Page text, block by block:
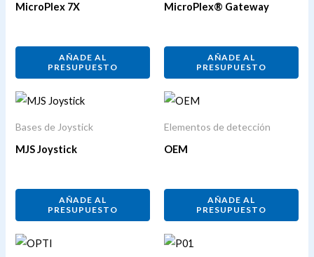
MicroPlex 7X
AÑADE AL
PRESUPUESTO
MicroPlex® Gateway
AÑADE AL
PRESUPUESTO
Bases de Joystick
MJS Joystick
AÑADE AL
PRESUPUESTO
Elementos de detección
OEM
AÑADE AL
PRESUPUESTO